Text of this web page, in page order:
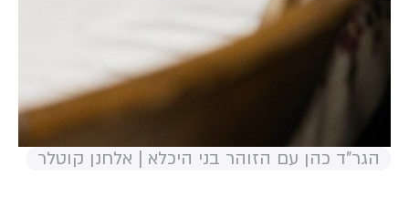
הגר"ד כהן עם הזוהר בני היכלא | אלחנן קוטלר